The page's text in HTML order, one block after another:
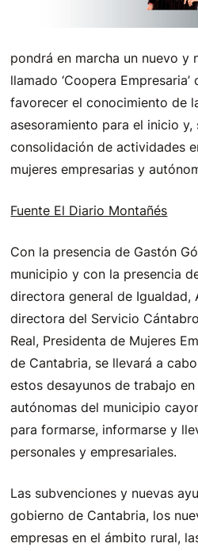
pondrá en marcha un nuevo y
llamado ‘Coopera
favorecer el conocimiento de
asesoramiento para el inicio
consolidación de actividades
mujeres empresarias y
Fuente El Diario Montañés
Con la presencia de Gastón
municipio y con la presencia
directora general de Igualdad,
directora del Servicio
Real, Presidenta de Mujeres
de Cantabria, se llevará a
estos desayunos de trabajo
autónomas del municipio
para formarse, informarse y
personales y empresariales.
Las subvenciones y nuevas
gobierno de Cantabria, los
empresas en el ámbito rural,